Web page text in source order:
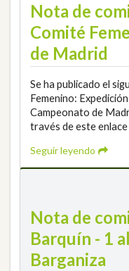
Nota de
Comité
de Madrid
Se ha publicado el
Femenino:
Campeonato de
través de este
Seguir leyendo
Nota de
Barquín - 1
Barganiza